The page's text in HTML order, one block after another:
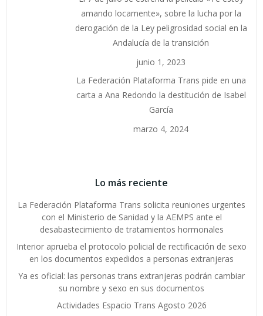
amando locamente», sobre la lucha por la
derogación de la Ley peligrosidad social en la
Andalucía de la transición
junio 1, 2023
La Federación Plataforma Trans pide en una
carta a Ana Redondo la destitución de Isabel
García
marzo 4, 2024
Lo más reciente
La Federación Plataforma Trans solicita reuniones urgentes
con el Ministerio de Sanidad y la AEMPS ante el
desabastecimiento de tratamientos hormonales
Interior aprueba el protocolo policial de rectificación de sexo
en los documentos expedidos a personas extranjeras
Ya es oficial: las personas trans extranjeras podrán cambiar
su nombre y sexo en sus documentos
Actividades Espacio Trans Agosto 2026